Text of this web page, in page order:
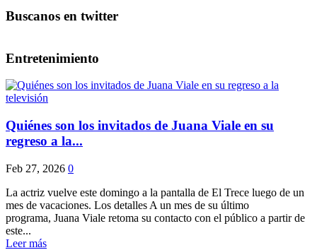
Buscanos en twitter
Entretenimiento
Quiénes son los invitados de Juana Viale en su
regreso a la...
Feb 27, 2026 0
La actriz vuelve este domingo a la pantalla de El Trece luego de un
mes de vacaciones. Los detalles A un mes de su último
programa, Juana Viale retoma su contacto con el público a partir de
este...
Leer más